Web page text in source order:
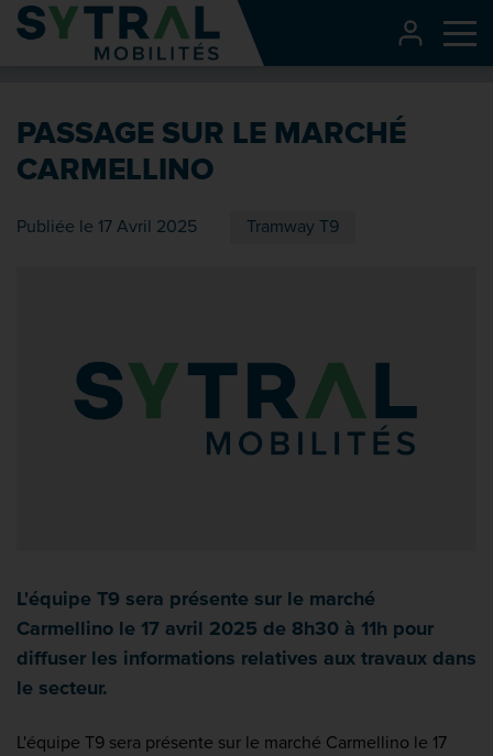
Contenu
Entête de page
Recherche
Pied de page
PASSAGE SUR LE MARCHÉ
CARMELLINO
Publiée le 17 Avril 2025 Tramway T9
L'équipe T9 sera présente sur le marché
Carmellino le 17 avril 2025 de 8h30 à 11h pour
diffuser les informations relatives aux travaux dans
le secteur.
L'équipe T9 sera présente sur le marché Carmellino le 17